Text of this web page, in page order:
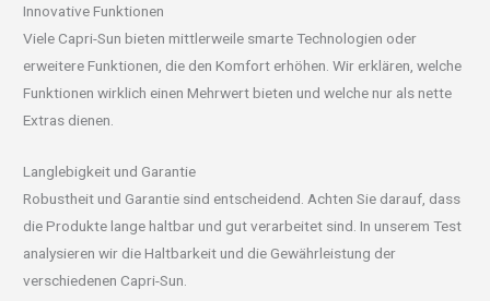
Innovative Funktionen
Viele Capri-Sun bieten mittlerweile smarte Technologien oder
erweitere Funktionen, die den Komfort erhöhen. Wir erklären, welche
Funktionen wirklich einen Mehrwert bieten und welche nur als nette
Extras dienen.
Langlebigkeit und Garantie
Robustheit und Garantie sind entscheidend. Achten Sie darauf, dass
die Produkte lange haltbar und gut verarbeitet sind. In unserem Test
analysieren wir die Haltbarkeit und die Gewährleistung der
verschiedenen Capri-Sun.